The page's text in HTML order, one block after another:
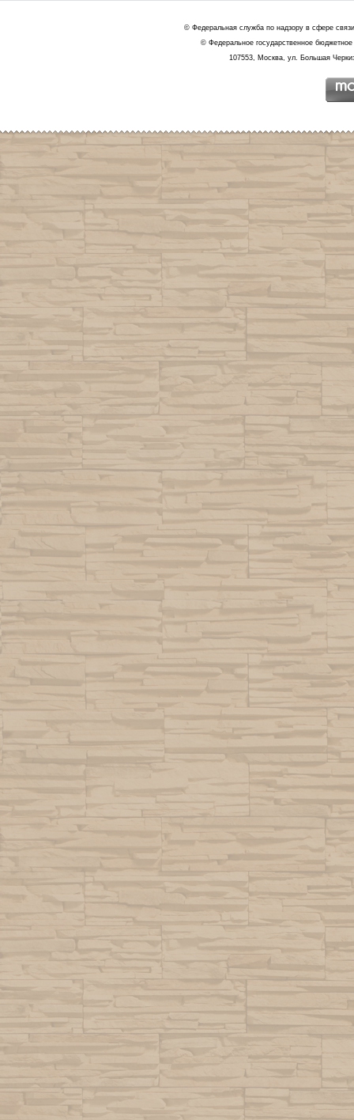
© Федеральная служба по надзору в сфере
© Федеральное государственное
107553, Москва, ул. Большая